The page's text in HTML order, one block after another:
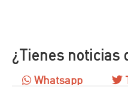
¿Tienes noticias
Whatsapp